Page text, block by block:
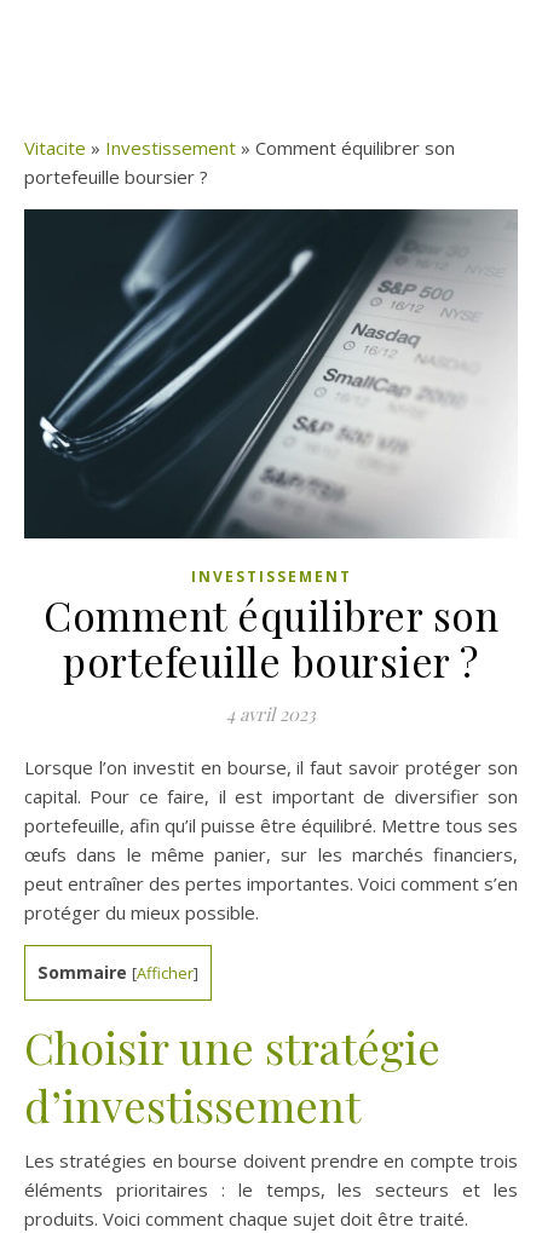
Vitacite » Investissement » Comment équilibrer son
portefeuille boursier ?
INVESTISSEMENT
Comment équilibrer son
portefeuille boursier ?
4 avril 2023
Lorsque l’on investit en bourse, il faut savoir protéger son
capital. Pour ce faire, il est important de diversifier son
portefeuille, afin qu’il puisse être équilibré. Mettre tous ses
œufs dans le même panier, sur les marchés financiers,
peut entraîner des pertes importantes. Voici comment s’en
protéger du mieux possible.
Sommaire [Afficher]
Choisir une stratégie
d’investissement
Les stratégies en bourse doivent prendre en compte trois
éléments prioritaires : le temps, les secteurs et les
produits. Voici comment chaque sujet doit être traité.